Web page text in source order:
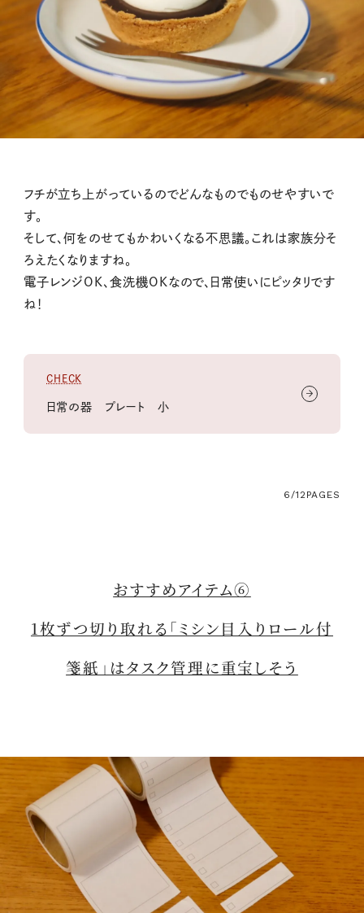
フチが立ち上がっているのでどんなものでものせやすいで
す。
そして、何をのせてもかわいくなる不思議。これは家族分そ
ろえたくなりますね。
電子レンジOK、食洗機OKなので、日常使いにピッタリです
ね！
CHECK
日常の器 プレート 小
6/12 PAGES
おすすめアイテム⑥
1枚ずつ切り取れる「ミシン目入りロール付
箋紙」はタスク管理に重宝しそう